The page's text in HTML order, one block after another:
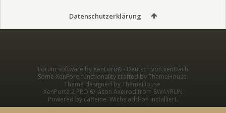
Datenschutzerklärung
Forum software by XenForo® - Deutsch von xenDach
Some XenForo functionality crafted byThemeHouse.
Theme designed byThemeHouse.
XenPorta 2 PRO © Jason Axelrod from 8WAYRUN
Powered by caffeine. Wichs add-on installiert.